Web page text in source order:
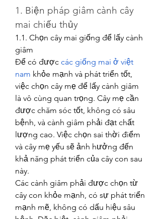
1. Biện pháp giâm cành cây
mai chiếu thủy
1.1. Chọn cây mai giống để lấy cành
giâm
Để có được các giống mai ở việt
nam khỏe mạnh và phát triển tốt,
việc chọn cây mẹ để lấy cành giâm
là vô cùng quan trọng. Cây mẹ cần
được chăm sóc tốt, không có sâu
bệnh, và cành giâm phải đạt chất
lượng cao. Việc chọn sai thời điểm
và cây mẹ yếu sẽ ảnh hưởng đến
khả năng phát triển của cây con sau
này.
Các cành giâm phải được chọn từ
cây con khỏe mạnh, có sự phát triển
mạnh mẽ, không có dấu hiệu sâu